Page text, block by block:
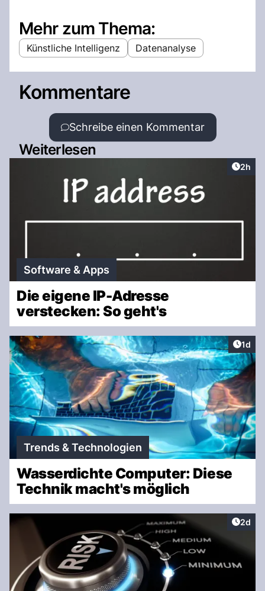
Mehr zum Thema:
Künstliche Intelligenz Datenanalyse
Kommentare
Schreibe einen Kommentar
Weiterlesen
2h
Software & Apps
Die eigene IP-Adresse
verstecken: So geht's
1d
Trends & Technologien
Wasserdichte Computer: Diese
Technik macht's möglich
2d